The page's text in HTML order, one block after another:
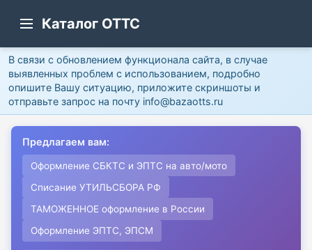
Каталог ОТТС
В связи с обновлением функционала сайта, в случае
выявленных проблем с использованием, подробно
опишите Вашу ситуацию, приложите скриншоты и
отправьте запрос на почту info@bazaotts.ru
Предлагаем вам:
Оформление СБКТС и ЭПТС на авто/мото
Списание УТИЛЬСБОРА РФ
ТАМОЖЕННОЕ оформление в России
Оформление ЭПТС, ЭПСМ